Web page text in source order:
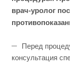
врач-уролог
Перед
консультация